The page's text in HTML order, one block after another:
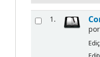
1.
por